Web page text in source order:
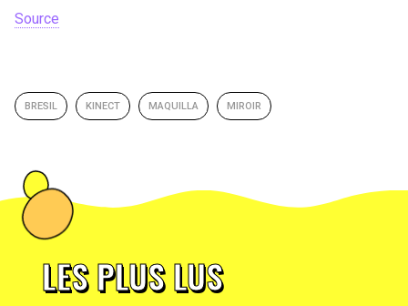
Source
BRESIL KINECT MAQUILLA MIROIR
LES PLUS LUS